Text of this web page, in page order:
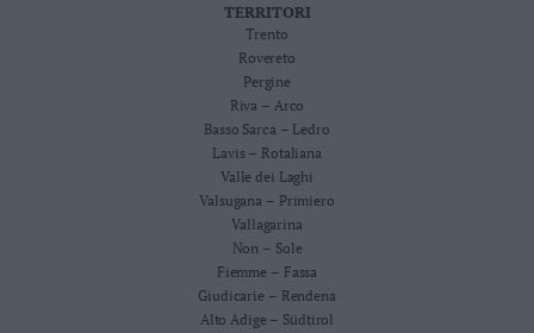
TERRITORI
Trento
Rovereto
Pergine
Riva – Arco
Basso Sarca – Ledro
Lavis – Rotaliana
Valle dei Laghi
Valsugana – Primiero
Vallagarina
Non – Sole
Fiemme – Fassa
Giudicarie – Rendena
Alto Adige – Südtirol